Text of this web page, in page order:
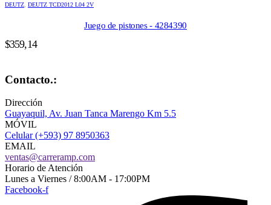
DEUTZ DEUTZ TCD2012 L04 2V
Juego de pistones - 4284390
$359,14
Contacto.:
Dirección
Guayaquil, Av. Juan Tanca Marengo Km 5.5
MÓVIL
Celular (+593) 97 8950363
EMAIL
ventas@carreramp.com
Horario de Atención
Lunes a Viernes / 8:00AM - 17:00PM
Facebook-f